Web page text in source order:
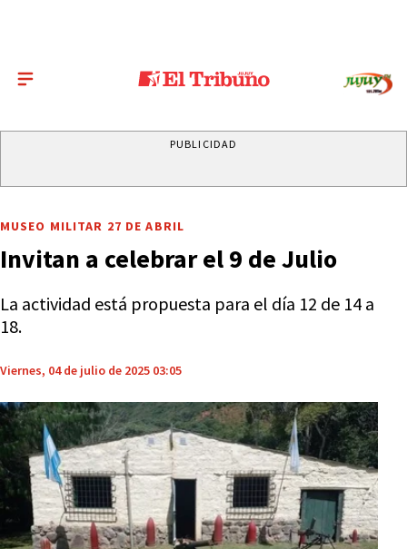
PUBLICIDAD
MUSEO MILITAR 27 DE ABRIL
Invitan a celebrar el 9 de Julio
La actividad está propuesta para el día 12 de 14 a
18.
Viernes, 04 de julio de 2025 03:05